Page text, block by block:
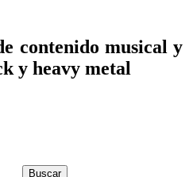
contenido musical y
y heavy metal